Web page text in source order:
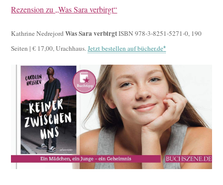
Rezension zu „Was Sara verbirgt“
Kathrine NedrejordWas Sara verbirgtISBN 978-3-8251-5271-0, 190
Seiten | € 17,00, Urachhaus.Jetzt bestellen auf bücher.de